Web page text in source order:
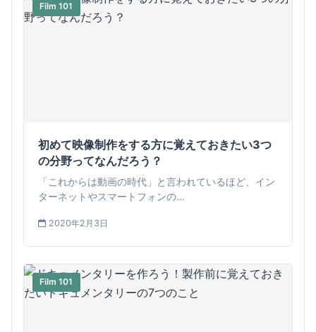
Film 101
初めて映像制作をする方に覚えておきたい3つ
の分野ってなんだろう？
「これからは動画の時代」と言われているほど、イン
ターネットやスマートフォンの...
2020年2月3日
Film 101